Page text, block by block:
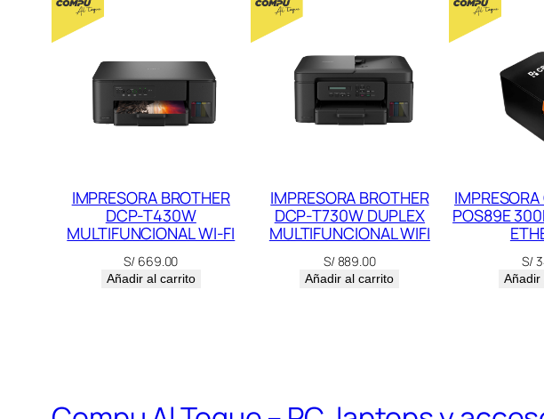
F
U
I
O
N
A
F
IMPRESORA BROTHER
DCP-T430W
MULTIFUNCIONAL WI-FI
S/ 669.00
Añadir al carrito
IMPRESORA BROTHER
DCP-T730W DUPLEX
MULTIFUNCIONAL WIFI
S/889.00
Añadir al carrito
POS89E
S/
Añadir